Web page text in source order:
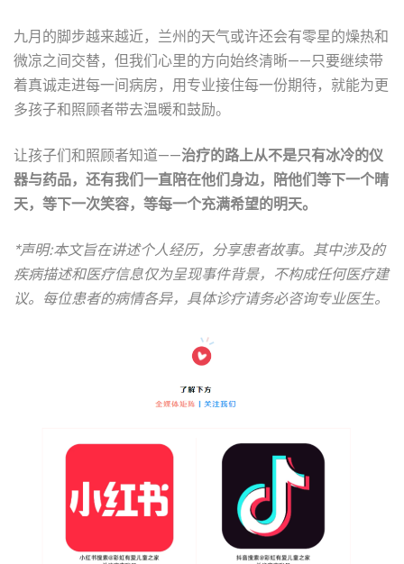
九月的脚步越来越近，兰州的天气或许还会有零星的燥热和
微凉之间交替，但我们心里的方向始终清晰——只要继续带
着真诚走进每一间病房，用专业接住每一份期待，就能为更
多孩子和照顾者带去温暖和鼓励。
让孩子们和照顾者知道——治疗的路上从不是只有冰冷的仪
器与药品，还有我们一直陪在他们身边，陪他们等下一个晴
天，等下一次笑容，等每一个充满希望的明天。
*声明:本文旨在讲述个人经历，分享患者故事。其中涉及的
疾病描述和医疗信息仅为呈现事件背景，不构成任何医疗建
议。每位患者的病情各异，具体诊疗请务必咨询专业医生。